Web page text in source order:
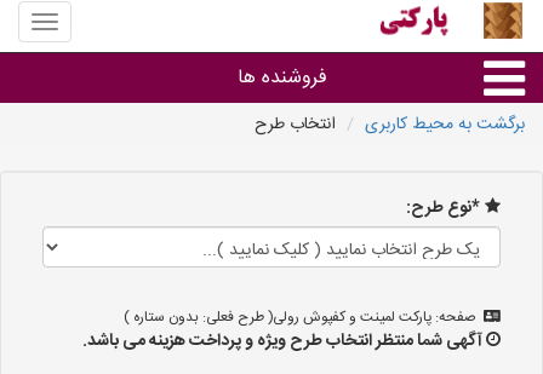
منوی
سایت
فروشنده ها
استان ها
برگشت به محیط کاربری انتخاب طرح
*نوع طرح:
صفحه: پارکت لمینت و کفپوش رولی( طرح فعلی: بدون ستاره )
آگهی شما منتظر انتخاب طرح ویژه و پرداخت هزینه می باشد.